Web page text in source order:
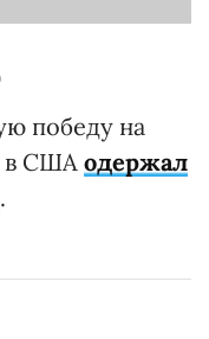
победу на
в США одержал
.